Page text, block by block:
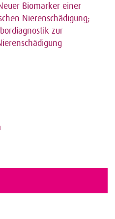
Biomarker einer
Nierenschädigung;
zur